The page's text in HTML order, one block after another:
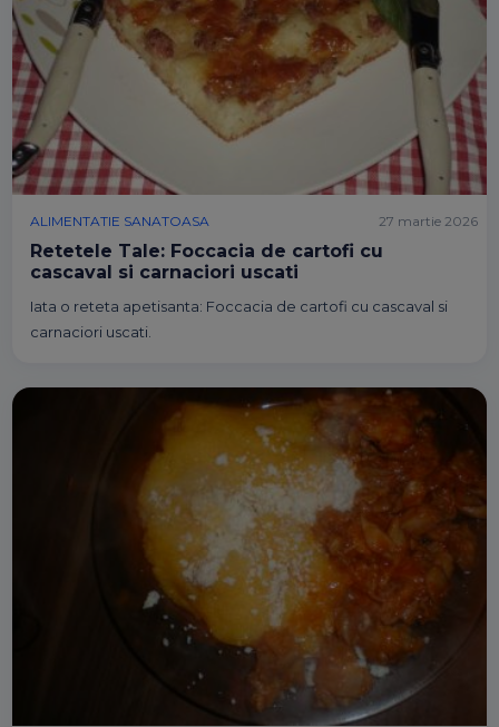
ALIMENTATIE SANATOASA
Retetele Tale: Foccacia de cartofi cu
cascaval si carnaciori uscati
Iata o reteta apetisanta: Foccacia de cartofi cu cascaval si
carnaciori uscati.
27 martie 2026